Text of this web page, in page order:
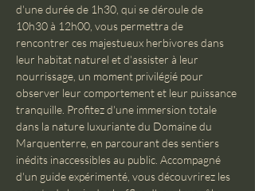
d'une durée de 1h30, qui se déroule de
10h30 à 12h00, vous permettra de
rencontrer ces majestueux herbivores dans
leur habitat naturel et d'assister à leur
nourrissage, un moment privilégié pour
observer leur comportement et leur puissance
tranquille. Profitez d'une immersion totale
dans la nature luxuriante du Domaine du
Marquenterre, en parcourant des sentiers
inédits inaccessibles au public. Accompagné
d'un guide expérimenté, vous découvrirez les